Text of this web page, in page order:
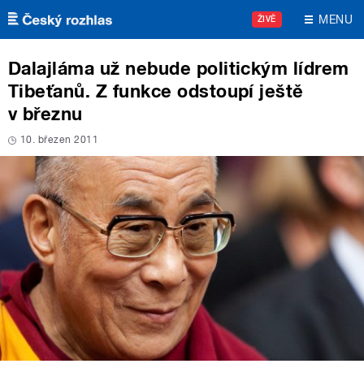
Přejít k hlavnímu obsahu
ŽIVĚ MENU
Dalajláma už nebude politickým lídrem
Tibeťanů. Z funkce odstoupí ještě
v březnu
10. březen 2011